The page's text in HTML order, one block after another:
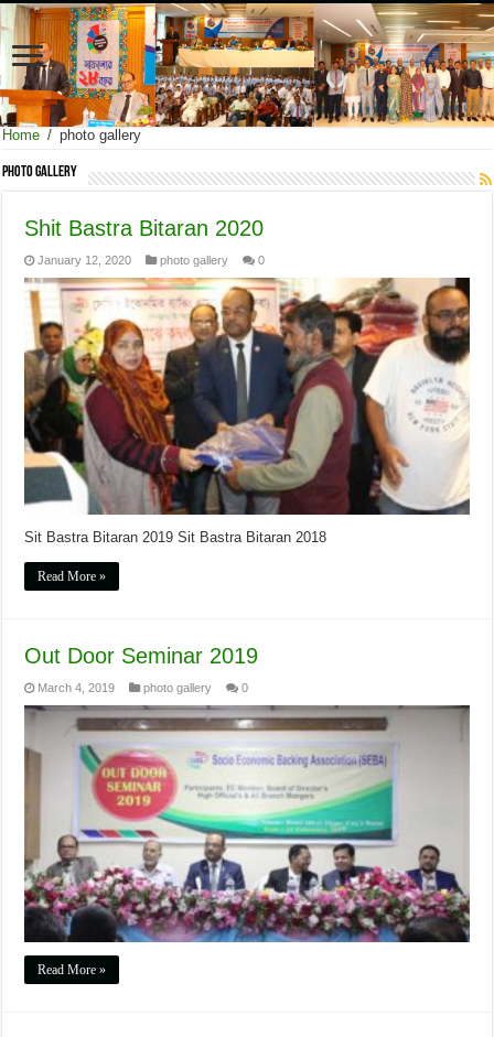
Home / photo gallery
photo gallery
Shit Bastra Bitaran 2020
January 12, 2020 photo gallery 0
Sit Bastra Bitaran 2019 Sit Bastra Bitaran 2018
Read More »
Out Door Seminar 2019
March 4, 2019 photo gallery 0
Read More »